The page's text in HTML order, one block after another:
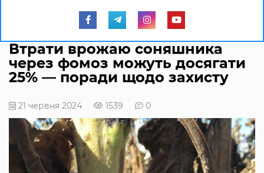
Втрати врожаю соняшника
через фомоз можуть досягати
25% — поради щодо захисту
21 червня 2024 1539 0